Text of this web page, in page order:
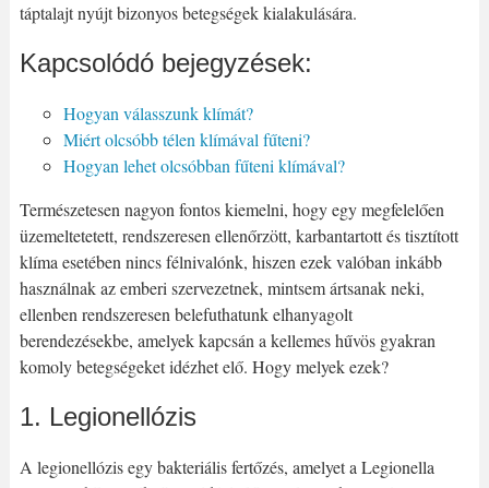
táptalajt nyújt bizonyos betegségek kialakulására.
Kapcsolódó bejegyzések:
Hogyan válasszunk klímát?
Miért olcsóbb télen klímával fűteni?
Hogyan lehet olcsóbban fűteni klímával?
Természetesen nagyon fontos kiemelni, hogy egy megfelelően
üzemeltetetett, rendszeresen ellenőrzött, karbantartott és tisztított
klíma esetében nincs félnivalónk, hiszen ezek valóban inkább
használnak az emberi szervezetnek, mintsem ártsanak neki,
ellenben rendszeresen belefuthatunk elhanyagolt
berendezésekbe, amelyek kapcsán a kellemes hűvös gyakran
komoly betegségeket idézhet elő. Hogy melyek ezek?
1. Legionellózis
A legionellózis egy bakteriális fertőzés, amelyet a Legionella